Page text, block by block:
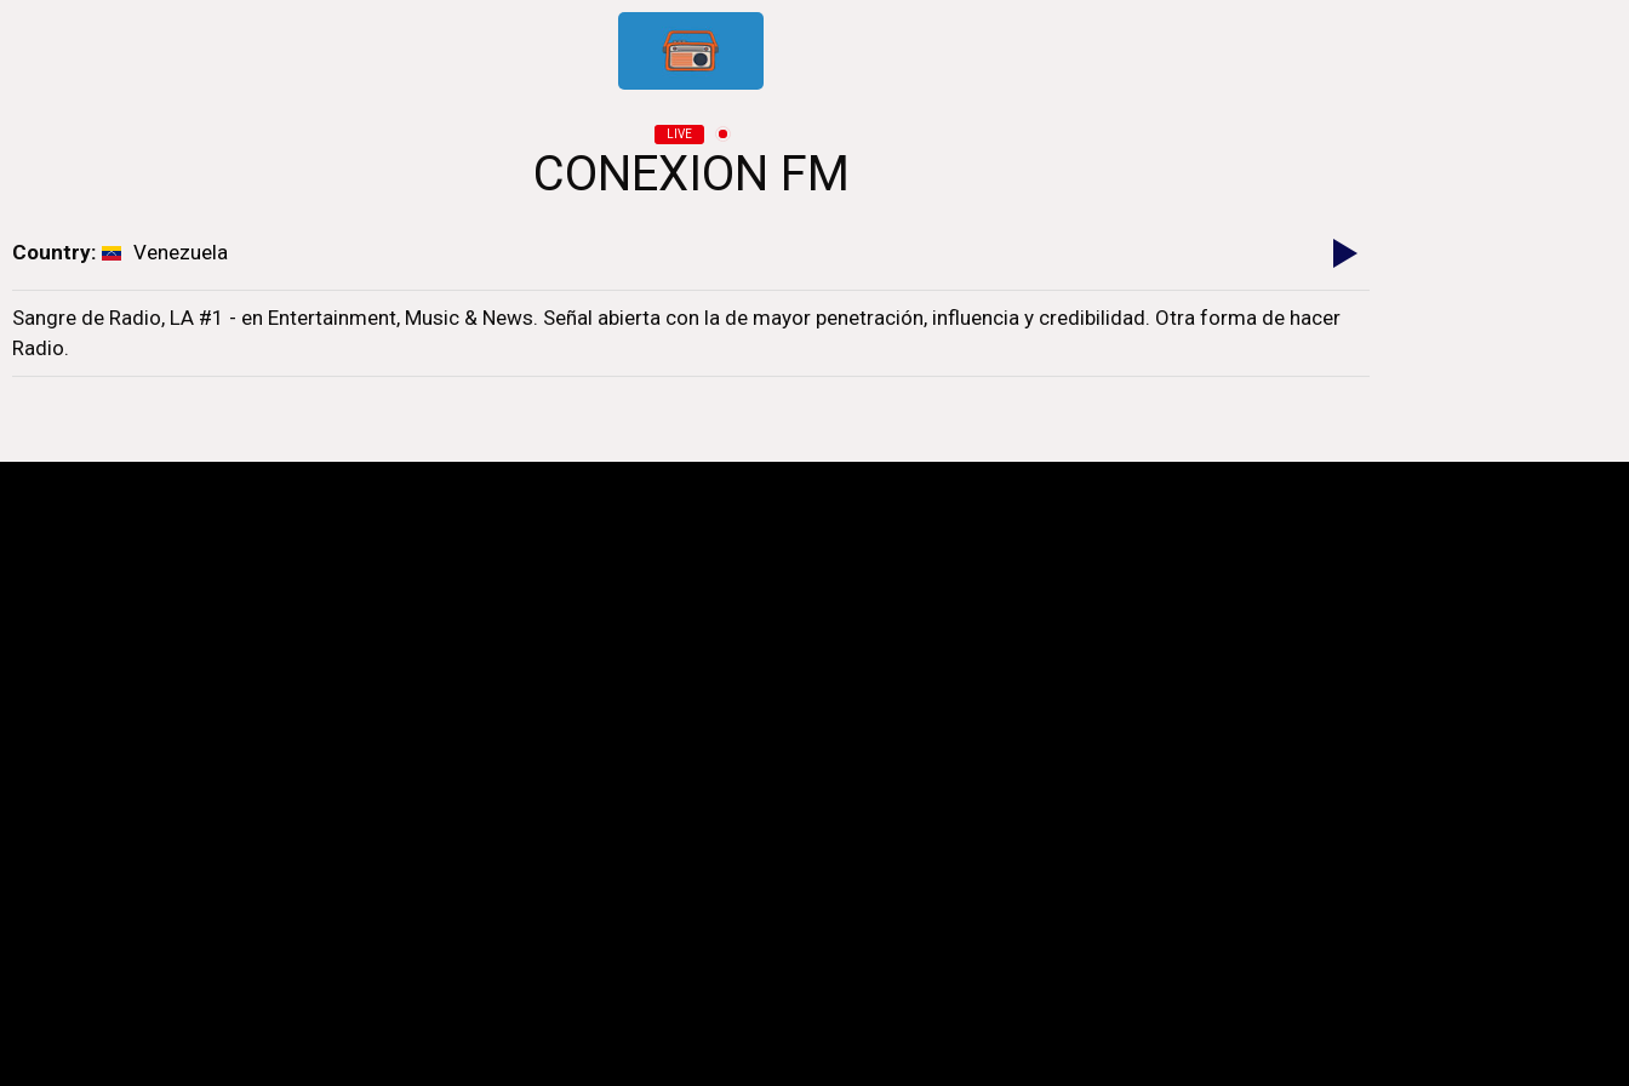
LIVE
CONEXION FM
Country: Venezuela
Sangre de Radio, LA #1 - en Entertainment, Music & News. Señal abierta con la de mayor penetración, influencia y credibilidad. Otra forma de hacer
Radio.